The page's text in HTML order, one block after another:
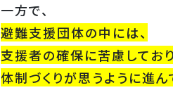
一方で、
避難支援団体の中には、
支援者の確保に苦慮しており
体制づくりが思うように進